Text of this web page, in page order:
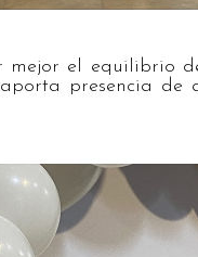
el equilibrio
presencia de